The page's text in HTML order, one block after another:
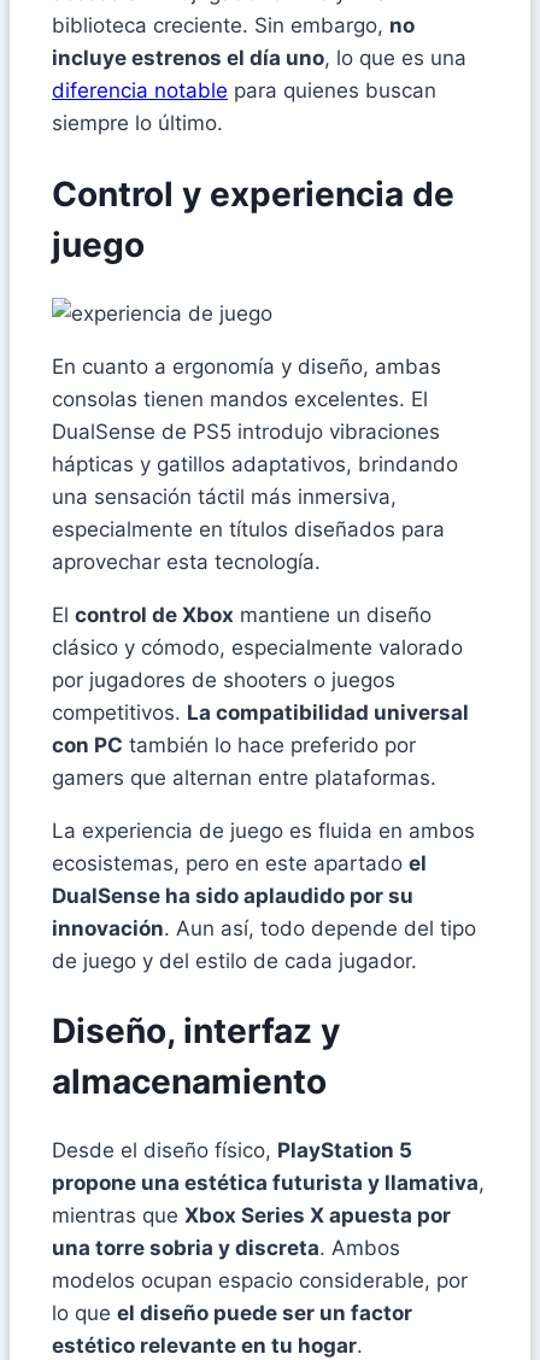
biblioteca creciente. Sin embargo, no
incluye estrenos el día uno, lo que es una
diferencia notable para quienes buscan
siempre lo último.
Control y experiencia de
juego
En cuanto a ergonomía y diseño, ambas
consolas tienen mandos excelentes. El
DualSense de PS5 introdujo vibraciones
hápticas y gatillos adaptativos, brindando
una sensación táctil más inmersiva,
especialmente en títulos diseñados para
aprovechar esta tecnología.
El control de Xbox mantiene un diseño
clásico y cómodo, especialmente valorado
por jugadores de shooters o juegos
competitivos. La compatibilidad universal
con PC también lo hace preferido por
gamers que alternan entre plataformas.
La experiencia de juego es fluida en ambos
ecosistemas, pero en este apartado el
DualSense ha sido aplaudido por su
innovación. Aun así, todo depende del tipo
de juego y del estilo de cada jugador.
Diseño, interfaz y
almacenamiento
Desde el diseño físico, PlayStation 5
propone una estética futurista y llamativa,
mientras que Xbox Series X apuesta por
una torre sobria y discreta. Ambos
modelos ocupan espacio considerable, por
lo que el diseño puede ser un factor
estético relevante en tu hogar.